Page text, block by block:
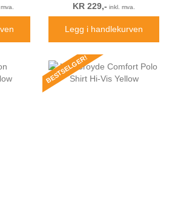
KR 229,- inkl. mva.
Legg i handlekurven
BESTSELGER!